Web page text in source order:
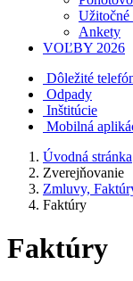
Užitočné
Ankety
VOĽBY 2026
Dôležité
Odpady
Inštitúcie
Mobilná
Úvodná stránka
Zverejňovanie
Zmluvy,
Faktúry
Faktúry